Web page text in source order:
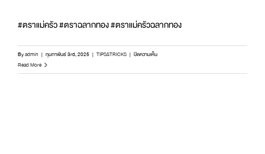
#ตราแม่ครัว #ตราฉลากทอง #ตราแม่ครัวฉลากทอง
Byadmin | กุมภาพันธ์ 3rd, 2025 | TIPS&TRICKS | ปิดความเห็นบน
เลือด
Read More